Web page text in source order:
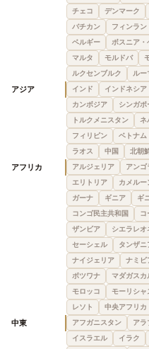
チェコ
デンマーク
バチカン
フィンラン
ベルギー
ボスニア
マルタ
モルドバ
ルクセンブルク
ルー
アジア インド インドネシア
カンボジア
シンガポ
トルクメニスタン
ネ
フィリピン
ベトナム
ラオス
中国 北朝
アフリカ アルジェリア アンゴ
エリトリア
カメルー
ガーナ
ギニア ギ
コンゴ民主共和国
コ
ザンビア
シエラレオ
セーシェル
タンザニ
ナイジェリア
ナミビ
ボツワナ
マダガスカ
モロッコ
モーリシャ
レソト
中央アフリカ
中東 アフガニスタン アラ
イスラエル
イラク